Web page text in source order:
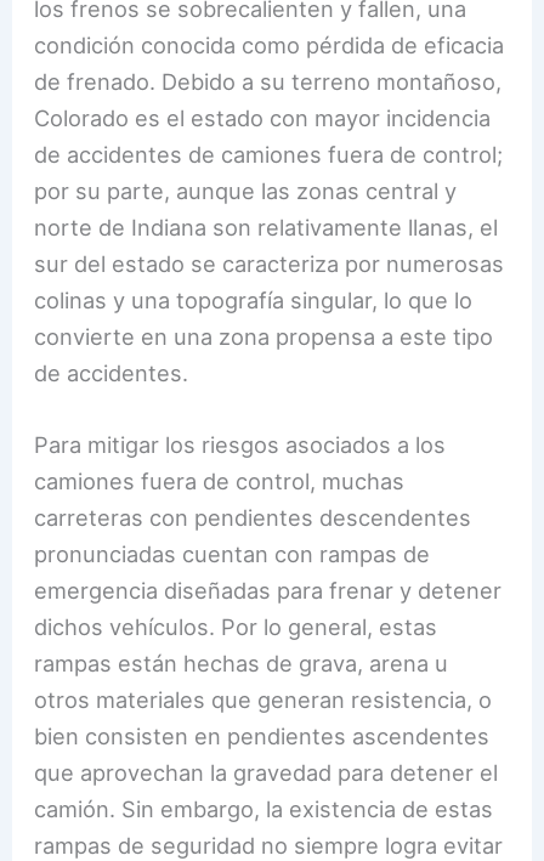
los frenos se sobrecalienten y fallen, una
condición conocida como pérdida de eficacia
de frenado. Debido a su terreno montañoso,
Colorado es el estado con mayor incidencia
de accidentes de camiones fuera de control;
por su parte, aunque las zonas central y
norte de Indiana son relativamente llanas, el
sur del estado se caracteriza por numerosas
colinas y una topografía singular, lo que lo
convierte en una zona propensa a este tipo
de accidentes.
Para mitigar los riesgos asociados a los
camiones fuera de control, muchas
carreteras con pendientes descendentes
pronunciadas cuentan con rampas de
emergencia diseñadas para frenar y detener
dichos vehículos. Por lo general, estas
rampas están hechas de grava, arena u
otros materiales que generan resistencia, o
bien consisten en pendientes ascendentes
que aprovechan la gravedad para detener el
camión. Sin embargo, la existencia de estas
rampas de seguridad no siempre logra evitar